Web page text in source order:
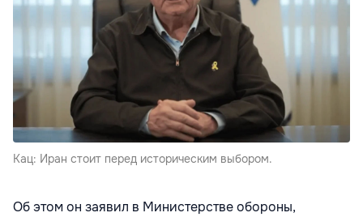
Кац: Иран стоит перед историческим выбором.
Об этом он заявил в Министерстве обороны,